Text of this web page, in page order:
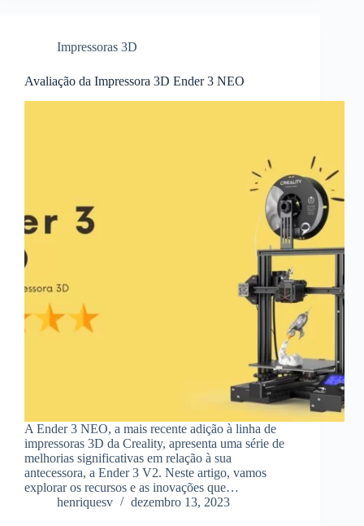
Impressoras 3D
Avaliação da Impressora 3D Ender 3 NEO
A Ender 3 NEO, a mais recente adição à linha de
impressoras 3D da Creality, apresenta uma série de
melhorias significativas em relação à sua
antecessora, a Ender 3 V2. Neste artigo, vamos
explorar os recursos e as inovações que…
henriquesv
dezembro 13, 2023